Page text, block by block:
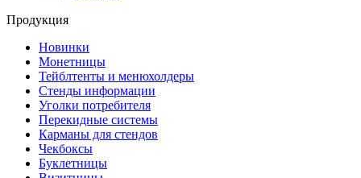
Продукция
Новинки
Монетницы
Тейблтенты и менюхолдеры
Стенды информации
Уголки потребителя
Перекидные системы
Карманы для стендов
Чекбоксы
Буклетницы